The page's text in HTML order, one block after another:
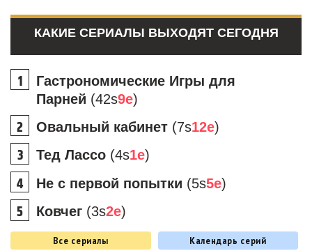
КАКИЕ СЕРИАЛЫ ВЫХОДЯТ СЕГОДНЯ
Гастрономические Игры для
Парней (42s9e)
Овальный кабинет (7s12e)
Тед Лассо (4s1e)
Не с первой попытки (5s5e)
Ковчег (3s2e)
Все сериалы Календарь серий